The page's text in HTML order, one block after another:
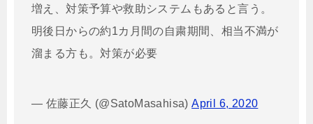
増え、対策予算や救助システムもあると言う。
明後日からの約1カ月間の自粛期間、相当不満が
溜まる方も。対策が必要
— 佐藤正久 (@SatoMasahisa)April 6, 2020